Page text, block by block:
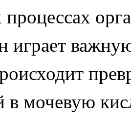
играет
в мочевую